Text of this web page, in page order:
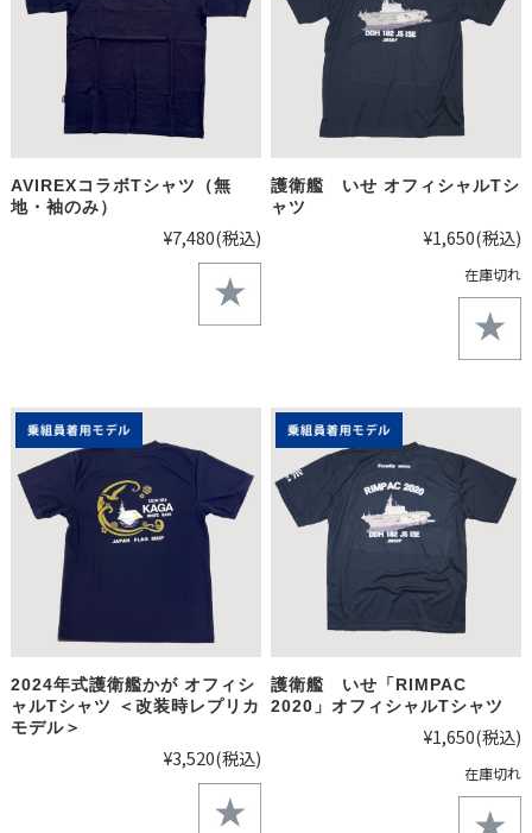
AVIREXコラボTシャツ（無
地・袖のみ）
¥7,480(税込)
護衛艦 いせ オフィシャルTシ
ャツ
¥1,650(税込)
在庫切れ
2024年式護衛艦かが オフィシ
ャルTシャツ ＜改装時レプリカ
モデル＞
¥3,520(税込)
護衛艦 いせ「RIMPAC
2020」オフィシャルTシャツ
¥1,650(税込)
在庫切れ